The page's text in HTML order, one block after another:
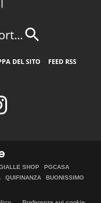
DEL SITO
FEED RSS
SHOP
PGCASA
QUIFINANZA
BUONISSIMO